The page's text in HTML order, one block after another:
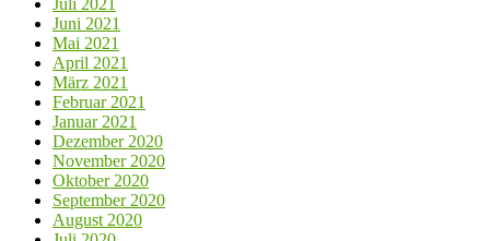
Juni 2021
Mai 2021
April 2021
März 2021
Februar 2021
Januar 2021
Dezember 2020
November 2020
Oktober 2020
September 2020
August 2020